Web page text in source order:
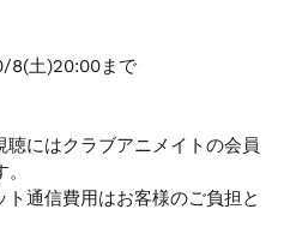
8(土)20:00まで
にはクラブアニメイトの会員
通信費用はお客様のご負担と